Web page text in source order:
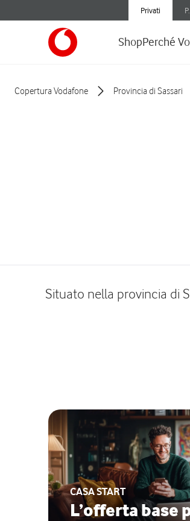
Privati
ShopPerché
Copertura Vodafone Provincia di Sassari
Situato nella provincia di
CASA START
L’offerta base